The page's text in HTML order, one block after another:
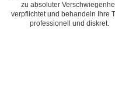
zu absoluter
verpflichtet und behandeln Ihre
professionell und diskret.